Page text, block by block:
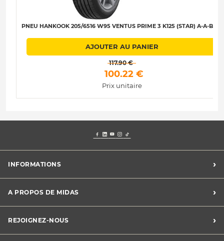
PNEU HANKOOK 205/6516 W95 VENTUS PRIME 3 K125 (STAR) A-A-B-70
AJOUTER AU PANIER
117.90 €
100.22 €
Prix unitaire
INFORMATIONS ›
Charte des cookies
Charte des données personnelles
CGV
Conditions de promotions
A PROPOS DE MIDAS ›
Midas France
Développement durable
REJOIGNEZ-NOUS ›